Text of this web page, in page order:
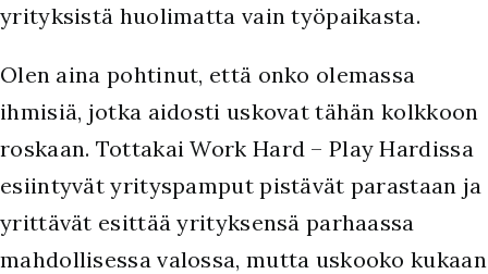
yrityksistä huolimatta vain työpaikasta.
Olen aina pohtinut, että onko olemassa
ihmisiä, jotka aidosti uskovat tähän kolkkoon
roskaan. Tottakai Work Hard – Play Hardissa
esiintyvät yrityspamput pistävät parastaan ja
yrittävät esittää yrityksensä parhaassa
mahdollisessa valossa, mutta uskooko kukaan